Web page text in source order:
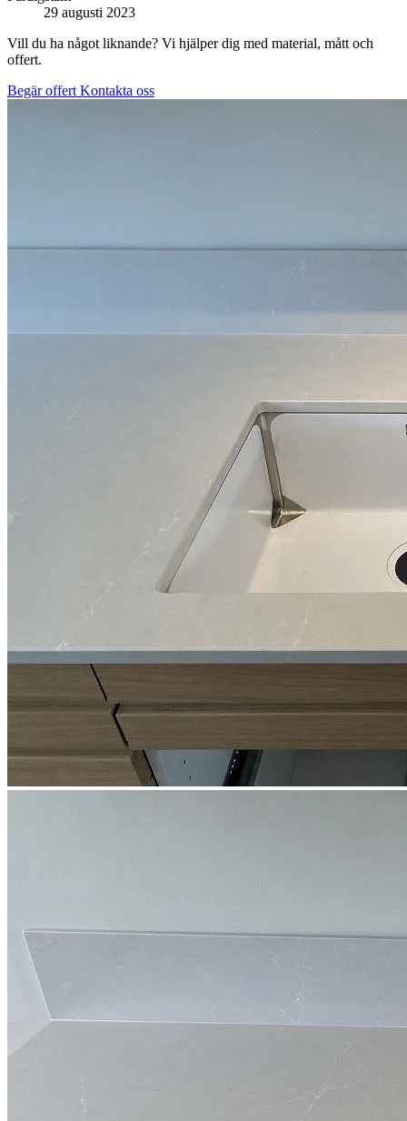
29 augusti 2023
Vill du ha något liknande? Vi hjälper dig med material, mått och
offert.
Begär offert Kontakta oss